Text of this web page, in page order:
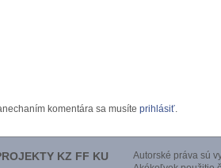
komentára sa musíte prihlásiť.
KZ FF KU
Autorské práva sú